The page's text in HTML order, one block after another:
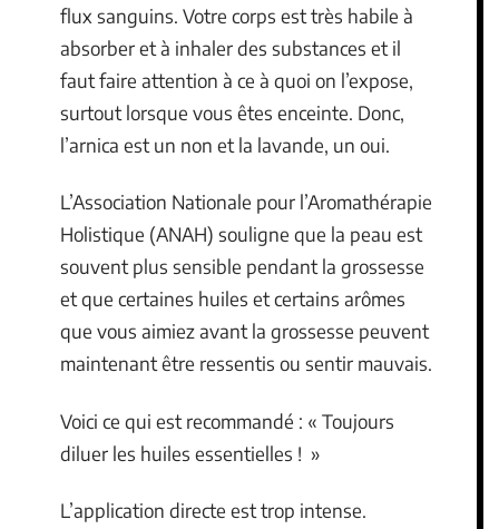
flux sanguins. Votre corps est très habile à
absorber et à inhaler des substances et il
faut faire attention à ce à quoi on l’expose,
surtout lorsque vous êtes enceinte. Donc,
l’arnica est un non et la lavande, un oui.
L’Association Nationale pour l’Aromathérapie
Holistique (ANAH) souligne que la peau est
souvent plus sensible pendant la grossesse
et que certaines huiles et certains arômes
que vous aimiez avant la grossesse peuvent
maintenant être ressentis ou sentir mauvais.
Voici ce qui est recommandé : « Toujours
diluer les huiles essentielles ! »
L’application directe est trop intense.